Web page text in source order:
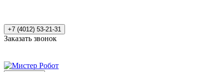
+7 (4012) 53-21-31
Заказать звонок